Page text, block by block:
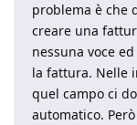
problema è che
creare una
nessuna voce
la fattura. Nelle
quel campo ci
automatico.